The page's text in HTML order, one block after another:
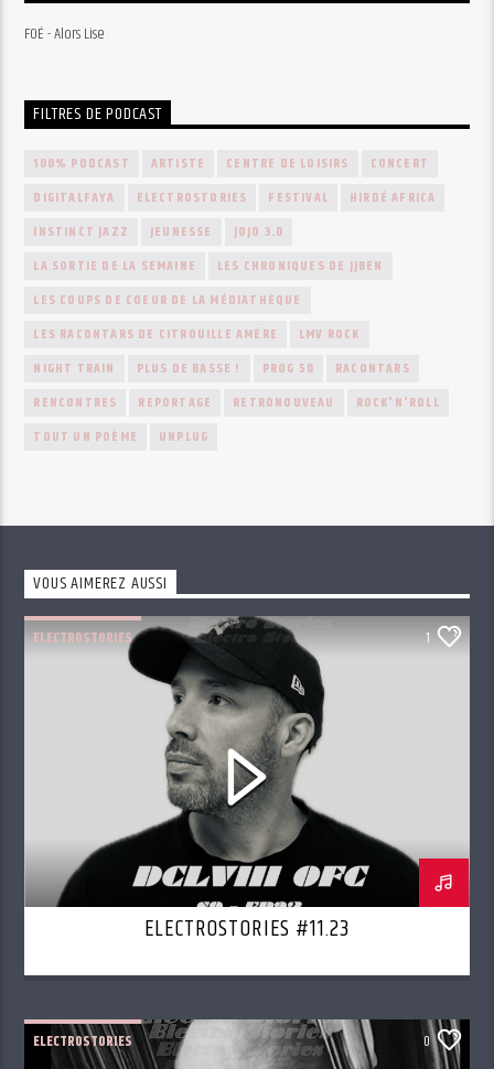
FOÉ - Alors Lise
FILTRES DE PODCAST
100% PODCAST ARTISTE CENTRE DE LOISIRS
CONCERT
DIGITALFAYA
ELECTROSTORIES FESTIVAL
HIRDÉ AFRICA
INSTINCT JAZZ
JEUNESSE
JOJO 3.0
LA SORTIE DE LA SEMAINE
LES CHRONIQUES DE JJBEN
LES COUPS DE COEUR DE LA MÉDIATHÈQUE
LES RACONTARS DE CITROUILLE AMÈRE
LMV ROCK
NIGHT TRAIN
PLUS DE BASSE ! PROG 50
RACONTARS
RENCONTRES
REPORTAGE RETRONOUVEAU
ROCK'N'ROLL
TOUT UN POÈME
UNPLUG
VOUS AIMEREZ AUSSI
ELECTROSTORIES 1
ELECTROSTORIES #11.23
ELECTROSTORIES 0